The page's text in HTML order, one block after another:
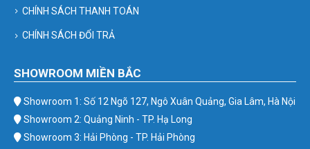
CHÍNH SÁCH THANH TOÁN
CHÍNH SÁCH ĐỔI TRẢ
SHOWROOM MIỀN BẮC
Showroom 1: Số 12 Ngõ 127, Ngô Xuân Quảng, Gia Lâm, Hà Nội
Showroom 2: Quảng Ninh - TP. Hạ Long
Showroom 3: Hải Phòng - TP. Hải Phòng